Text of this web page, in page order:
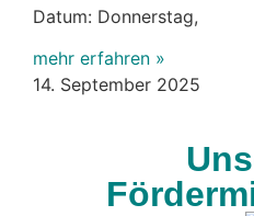
Datum: Donnerstag,
mehr erfahren »
14. September 2025